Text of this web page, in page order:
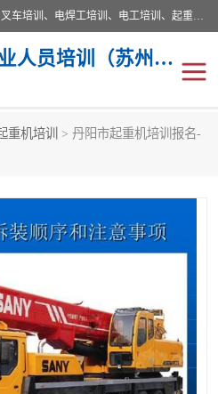
苏州宏远特种作业人员培训，提供：叉车培训、电焊工培训、电工培训、起重机培训、电梯培训、登高培训等服务苏州本地培训服务。始终坚持“以人为本，质量立校”的办学思想，以培养社会应用型人才为己任，明码收费，诚实守信，中途不收任何费用。随到随学，学会为止，一期未学会者免费再学，直到学会为止。
宏远特种作业人员培训（苏州）有限公司
重机培训
> 丹阳市起重机培训报名-
起重机培训
登高培训
叉车技能培训
专业叉车培训